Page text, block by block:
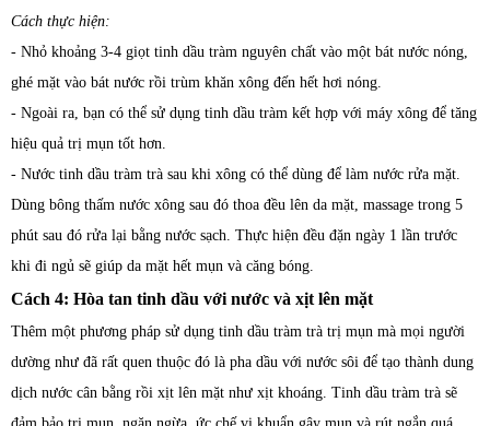
Cách thực hiện:
- Nhỏ khoảng 3-4 giọt tinh dầu tràm nguyên chất vào một bát nước nóng,
ghé mặt vào bát nước rồi trùm khăn xông đến hết hơi nóng.
- Ngoài ra, bạn có thể sử dụng tinh dầu tràm kết hợp với máy xông để tăng
hiệu quả trị mụn tốt hơn.
- Nước tinh dầu tràm trà sau khi xông có thể dùng để làm nước rửa mặt.
Dùng bông thấm nước xông sau đó thoa đều lên da mặt, massage trong 5
phút sau đó rửa lại bằng nước sạch. Thực hiện đều đặn ngày 1 lần trước
khi đi ngủ sẽ giúp da mặt hết mụn và căng bóng.
Cách 4: Hòa tan tinh dầu với nước và xịt lên mặt
Thêm một phương pháp sử dụng tinh dầu tràm trà trị mụn mà mọi người
dường như đã rất quen thuộc đó là pha dầu với nước sôi để tạo thành dung
dịch nước cân bằng rồi xịt lên mặt như xịt khoáng. Tinh dầu tràm trà sẽ